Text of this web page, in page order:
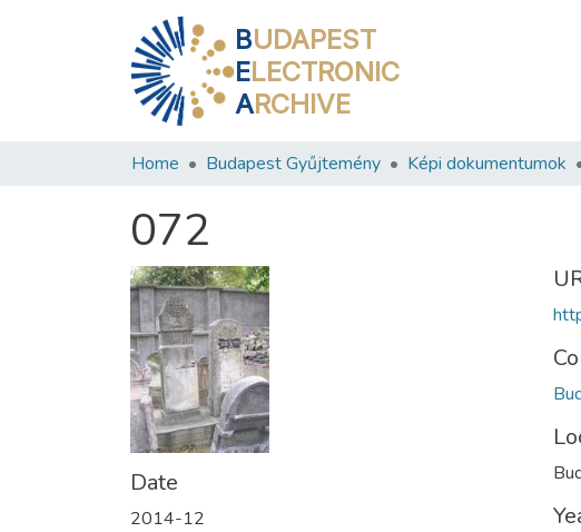
BUDAPEST
ELECTRONIC
ARCHIVE
Home Budapest Gyűjtemény Képi dokumentumok
072
Date
2014-12